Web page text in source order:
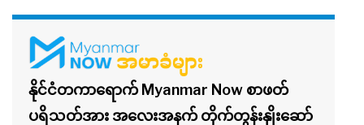
နိုင်ငံတကာရောက် Myanmar Now စာဖတ်
ပရိသတ်အား အလေးအနက် တိုက်တွန်းနှိုးဆော်